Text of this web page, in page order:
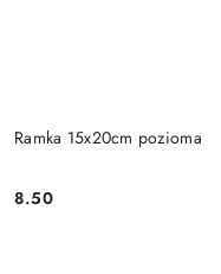
Ramka 15x20cm pozioma
Cena:
8.50